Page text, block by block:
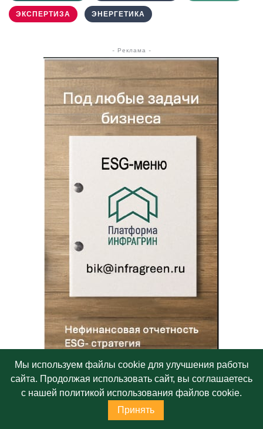
ЭКСПЕРТИЗА ЭНЕРГЕТИКА
- Реклама -
Мы используем файлы cookie для улучшения работы
сайта. Продолжая использовать сайт, вы соглашаетесь
с нашей политикой использования файлов cookie.
Принять